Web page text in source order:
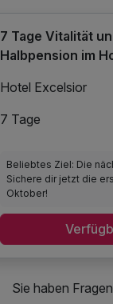
7 Tage Vitalität
Halbpension im
Hotel Excelsior
7 Tage
Beliebtes Ziel: Die
Sichere dir jetzt die
Oktober!
Sie haben